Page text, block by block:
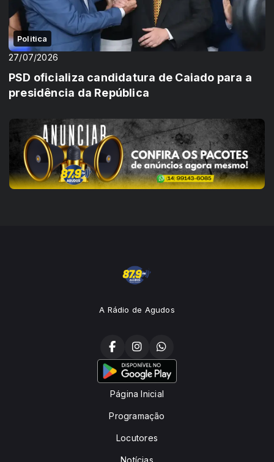
Politica
27/07/2026
PSD oficializa candidatura de Caiado para a
presidência da República
A Rádio de Agudos
Página Inicial
Programação
Locutores
Notícias